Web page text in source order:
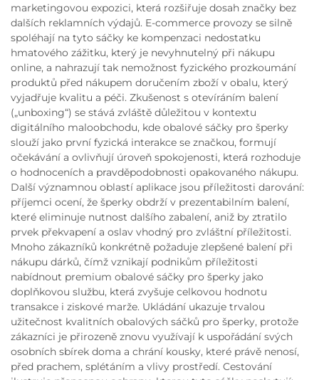
marketingovou expozici, která rozšiřuje dosah značky bez
dalších reklamních výdajů. E-commerce provozy se silně
spoléhají na tyto sáčky ke kompenzaci nedostatku
hmatového zážitku, který je nevyhnutelný při nákupu
online, a nahrazují tak nemožnost fyzického prozkoumání
produktů před nákupem doručením zboží v obalu, který
vyjadřuje kvalitu a péči. Zkušenost s otevíráním balení
(„unboxing“) se stává zvláště důležitou v kontextu
digitálního maloobchodu, kde obalové sáčky pro šperky
slouží jako první fyzická interakce se značkou, formují
očekávání a ovlivňují úroveň spokojenosti, která rozhoduje
o hodnoceních a pravděpodobnosti opakovaného nákupu.
Další významnou oblastí aplikace jsou příležitosti darování:
příjemci ocení, že šperky obdrží v prezentabilním balení,
které eliminuje nutnost dalšího zabalení, aniž by ztratilo
prvek překvapení a oslav vhodný pro zvláštní příležitosti.
Mnoho zákazníků konkrétně požaduje zlepšené balení při
nákupu dárků, čímž vznikají podnikům příležitosti
nabídnout premium obalové sáčky pro šperky jako
doplňkovou službu, která zvyšuje celkovou hodnotu
transakce i ziskové marže. Ukládání ukazuje trvalou
užitečnost kvalitních obalových sáčků pro šperky, protože
zákazníci je přirozeně znovu využívají k uspořádání svých
osobních sbírek doma a chrání kousky, které právě nenosí,
před prachem, splétáním a vlivy prostředí. Cestování